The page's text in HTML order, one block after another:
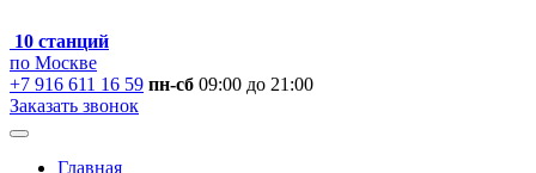
10 станций
по Москве
+7 916 611 16 59 пн-сб 09:00 до 21:00
Заказать звонок
Главная